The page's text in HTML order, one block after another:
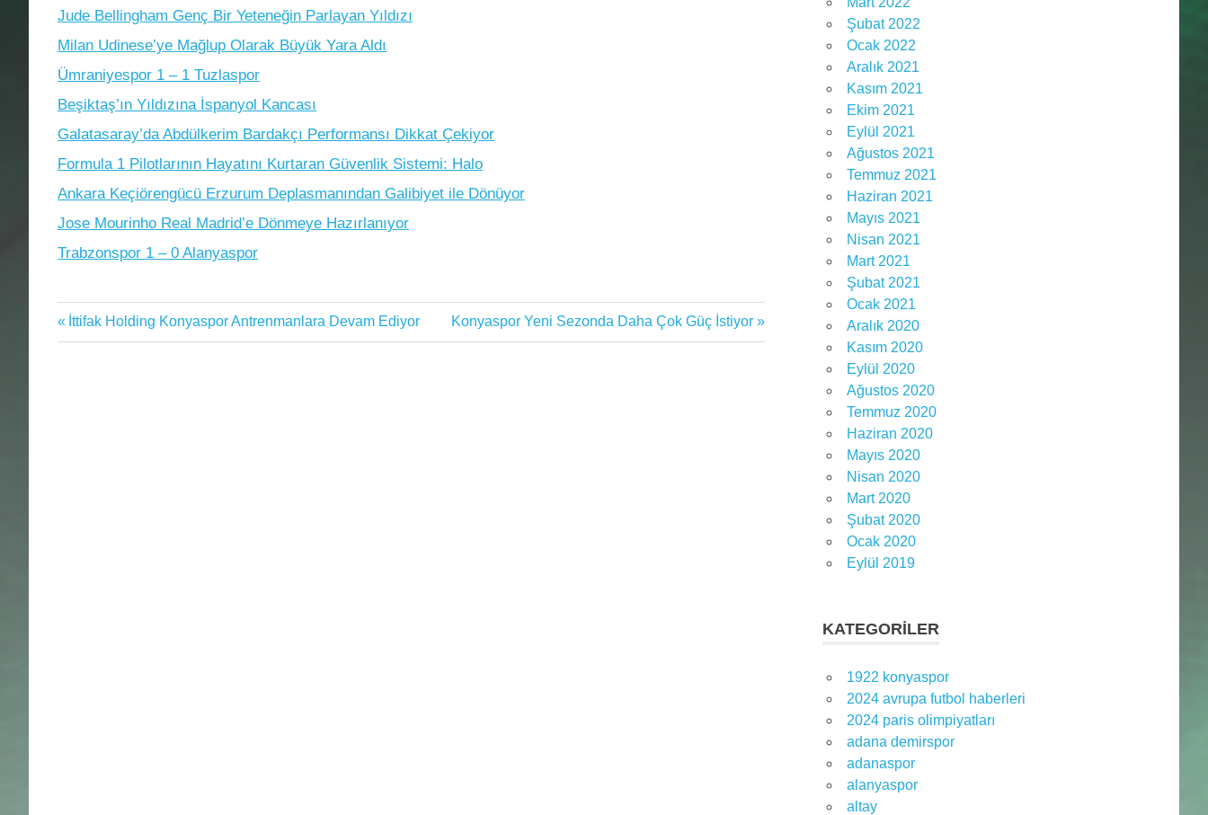
Jude Bellingham Genç Bir Yeteneğin Parlayan Yıldızı
Milan Udinese’ye Mağlup Olarak Büyük Yara Aldı
Ümraniyespor 1 – 1 Tuzlaspor
Beşiktaş’ın Yıldızına İspanyol Kancası
Galatasaray’da Abdülkerim Bardakçı Performansı Dikkat Çekiyor
Formula 1 Pilotlarının Hayatını Kurtaran Güvenlik Sistemi: Halo
Ankara Keçiörengücü Erzurum Deplasmanından Galibiyet ile Dönüyor
Jose Mourinho Real Madrid’e Dönmeye Hazırlanıyor
Trabzonspor 1 – 0 Alanyaspor
Altyapı
Hatay
Yazı
Previous
Post:
İttifak Holding Konyaspor Antrenmanlara Devam Ediyor
Next
Post:
Konyaspor Yeni Sezonda Daha Çok Güç İstiyor
Şubat 2022
Ocak 2022
Aralık 2021
Kasım 2021
Ekim 2021
Eylül 2021
Ağustos 2021
Temmuz 2021
Haziran 2021
Mayıs 2021
Nisan 2021
Mart 2021
Şubat 2021
Ocak 2021
Aralık 2020
Kasım 2020
Eylül 2020
Ağustos 2020
Temmuz 2020
Haziran 2020
Mayıs 2020
Nisan 2020
Mart 2020
Şubat 2020
Ocak 2020
Eylül 2019
KATEGORILER
1922 konyaspor
2024 avrupa futbol haberleri
2024 paris olimpiyatları
adana demirspor
adanaspor
alanyaspor
altay